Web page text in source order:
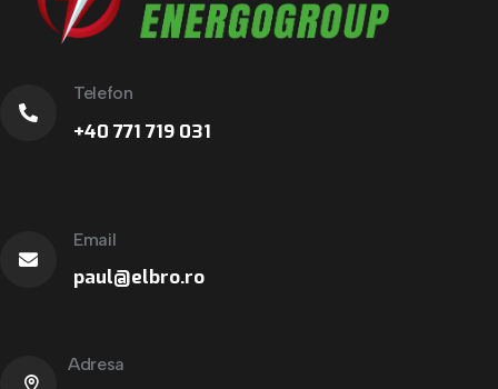
Telefon
+40 771 719 031
Email
paul@elbro.ro
Adresa